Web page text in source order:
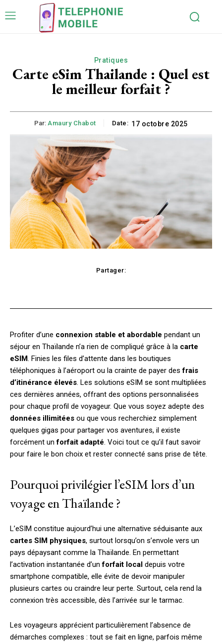
Pratiques
Carte eSim Thailande : Quel est
le meilleur forfait ?
Par: Amaury Chabot Date: 17 octobre 2025
Partager:
Profiter d’une connexion stable et abordable pendant un
séjour en Thaïlande n’a rien de compliqué grâce à la carte
eSIM. Finies les files d’attente dans les boutiques
téléphoniques à l’aéroport ou la crainte de payer desfrais
d’itinérance élevés. Les solutions eSIM se sont multipliées
ces dernières années, offrant des options personnalisées
pour chaque profil de voyageur. Que vous soyez adepte des
données illimitées ou que vous recherchiez simplement
quelques gigas pour partager vos aventures, il existe
forcément unforfait adapté. Voici tout ce qu’il faut savoir
pour faire le bon choix et rester connecté sans prise de tête.
Pourquoi privilégier l’eSIM lors d’un
voyage en Thaïlande ?
L’eSIM constitue aujourd’hui une alternative séduisante aux
cartes SIM physiques, surtout lorsqu’on s’envole vers un
pays dépaysant comme la Thaïlande. En permettant
l’activation instantanée d’unforfait local depuis votre
smartphone compatible, elle évite de devoir manipuler
plusieurs cartes ou craindre leur perte. Surtout, cela rend la
connexion très accessible, dès l’arrivée sur le tarmac.
Les voyageurs apprécient particulièrement l’absence de
démarches complexes : tout se fait en ligne, parfois même